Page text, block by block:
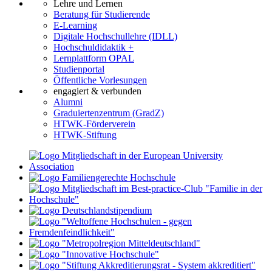
Lehre und Lernen
Beratung für Studierende
E-Learning
Digitale Hochschullehre (IDLL)
Hochschuldidaktik +
Lernplattform OPAL
Studienportal
Öffentliche Vorlesungen
engagiert & verbunden
Alumni
Graduiertenzentrum (GradZ)
HTWK-Förderverein
HTWK-Stiftung